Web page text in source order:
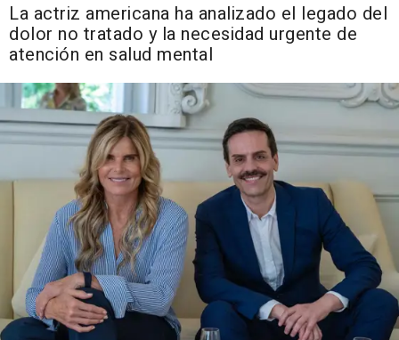
La actriz americana ha analizado el legado del
dolor no tratado y la necesidad urgente de
atención en salud mental